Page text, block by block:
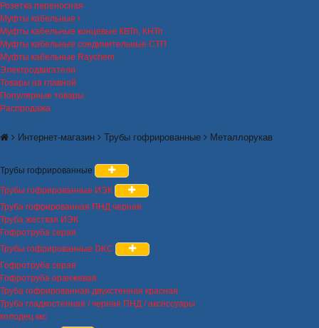
Розетка переносная
Муфты кабельные
Муфты кабельные концевые КВТп, КНТп
Муфты кабельные соединительные СТП
Муфты кабельные Raychem
Электродвигатели
Товары на главной
Популярные товары
Распродажа
Интернет-магазин Трубы гофрированные Металлорукав
Трубы гофрированные
Трубы гофрированные ИЭК
Труба гофрированная ПНД черная
Труба жесткая ИЭК
Гофротруба серая
Трубы гофрированные DKC
Гофротруба серая
Гофротруба оранжевая
Труба гофрированная двухстенная красная
Труба гладкостенная / черная ПНД / аксессуары
колодец ккс